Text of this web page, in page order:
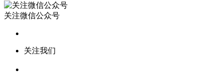
关注微信公众号
关注我们